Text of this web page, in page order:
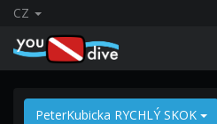
CZ
PeterKubicka RYCHLÝ SKOK